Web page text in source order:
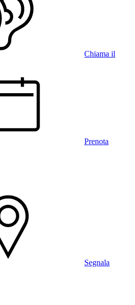
Chiama il
Prenota
Segnala